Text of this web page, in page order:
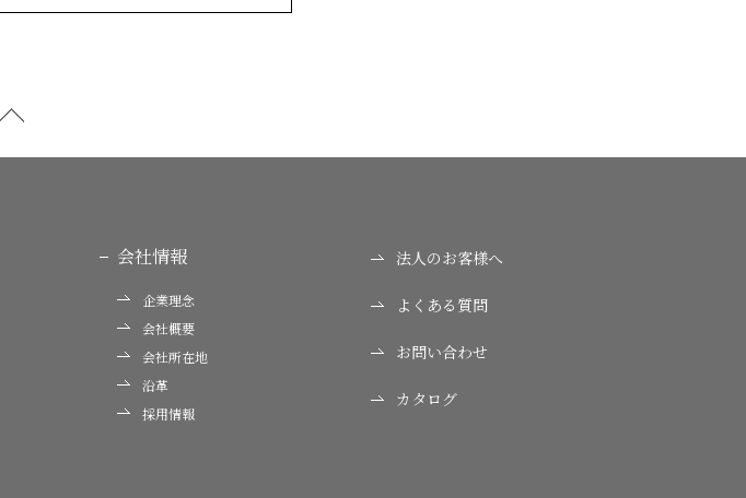
会社情報
企業理念
会社概要
会社所在地
沿革
採用情報
法人のお客様へ
よくある質問
お問い合わせ
カタログ